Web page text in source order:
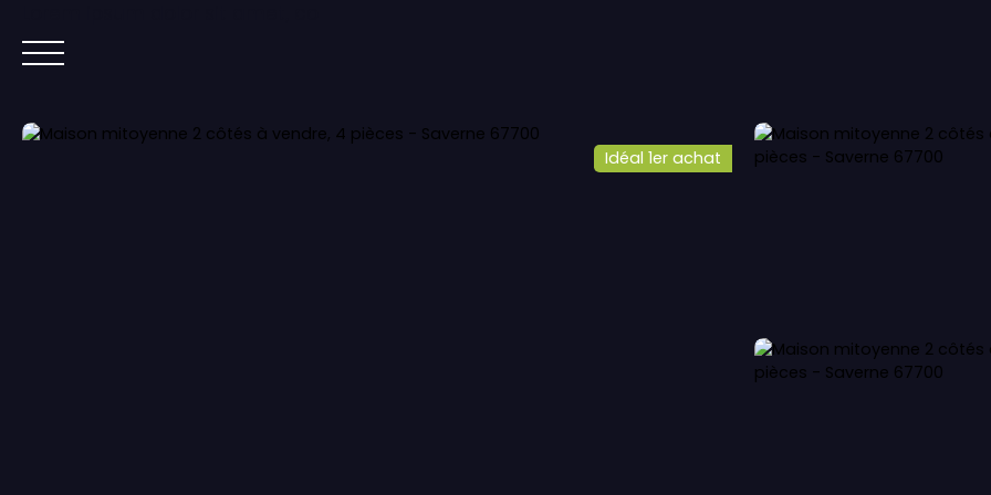
ACCUEIL ACHETER IMMOBILIER NEUF LOUER OFFRE IMMO-SENIOR Service
Idéal 1er achat